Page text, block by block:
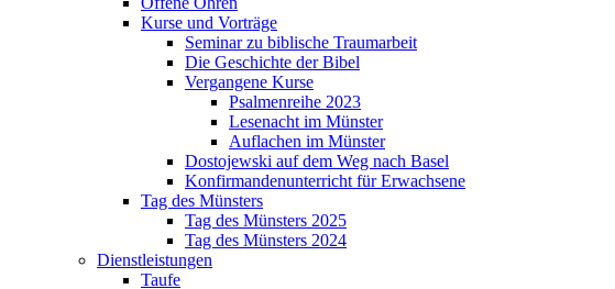
Kurse und Vorträge
Seminar zu biblische Traumarbeit
Die Geschichte der Bibel
Vergangene Kurse
Psalmenreihe 2023
Lesenacht im Münster
Auflachen im Münster
Dostojewski auf dem Weg nach Basel
Konfirmandenunterricht für Erwachsene
Tag des Münsters
Tag des Münsters 2025
Tag des Münsters 2024
Dienstleistungen
Taufe